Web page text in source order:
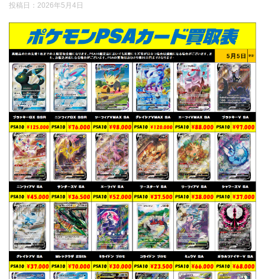
投稿日： 2026年5月4日